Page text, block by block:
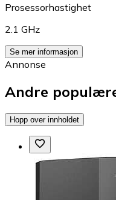
Prosessorhastighet
2.1 GHz
Se mer informasjon
Annonse
Andre
Hopp over innholdet